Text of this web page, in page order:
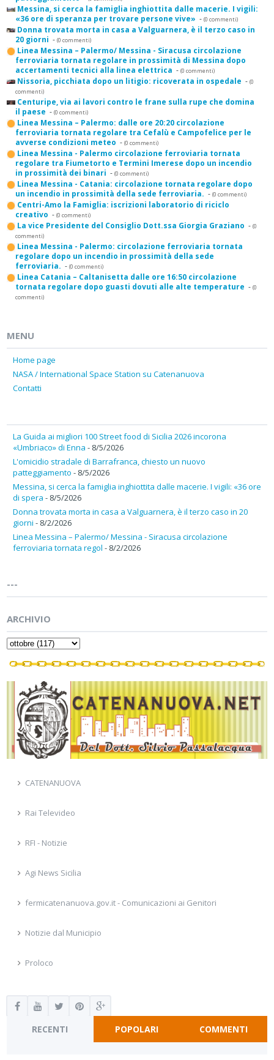
Messina, si cerca la famiglia inghiottita dalle macerie. I vigili:
«36 ore di speranza per trovare persone vive» - (0 commenti)
Donna trovata morta in casa a Valguarnera, è il terzo caso in
20 giorni - (0 commenti)
Linea Messina – Palermo/ Messina - Siracusa circolazione
ferroviaria tornata regolare in prossimità di Messina dopo
accertamenti tecnici alla linea elettrica - (0 commenti)
Nissoria, picchiata dopo un litigio: ricoverata in ospedale - (0
commenti)
Centuripe, via ai lavori contro le frane sulla rupe che domina
il paese - (0 commenti)
Linea Messina – Palermo: dalle ore 20:20 circolazione
ferroviaria tornata regolare tra Cefalù e Campofelice per le
avverse condizioni meteo - (0 commenti)
Linea Messina - Palermo circolazione ferroviaria tornata
regolare tra Fiumetorto e Termini Imerese dopo un incendio
in prossimità dei binari - (0 commenti)
Linea Messina - Catania: circolazione tornata regolare dopo
un incendio in prossimità della sede ferroviaria. - (0 commenti)
Centri-Amo la Famiglia: iscrizioni laboratorio di riciclo
creativo - (0 commenti)
La vice Presidente del Consiglio Dott.ssa Giorgia Graziano - (0
commenti)
Linea Messina - Palermo: circolazione ferroviaria tornata
regolare dopo un incendio in prossimità della sede
ferroviaria. - (0 commenti)
Linea Catania – Caltanisetta dalle ore 16:50 circolazione
tornata regolare dopo guasti dovuti alle alte temperature - (0
commenti)
MENU
Home page
NASA / International Space Station su Catenanuova
Contatti
La Guida ai migliori 100 Street food di Sicilia 2026 incorona
«Umbriaco» di Enna - 8/5/2026
L'omicidio stradale di Barrafranca, chiesto un nuovo
patteggiamento - 8/5/2026
Messina, si cerca la famiglia inghiottita dalle macerie. I vigili: «36 ore
di spera - 8/5/2026
Donna trovata morta in casa a Valguarnera, è il terzo caso in 20
giorni - 8/2/2026
Linea Messina – Palermo/ Messina - Siracusa circolazione
ferroviaria tornata regol - 8/2/2026
---
ARCHIVIO
CATENANUOVA
Rai Televideo
RFI - Notizie
Agi News Sicilia
fermicatenanuova.gov.it - Comunicazioni ai Genitori
Notizie dal Municipio
Proloco
RECENTI POPOLARI COMMENTI